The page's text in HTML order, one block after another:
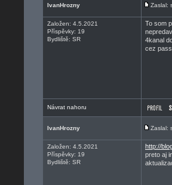
IvanHrozny Zaslal:
Založen: 4.5.2021
Příspěvky: 19
Bydliště: SR
To som
4kanal
cez
Návrat nahoru
IvanHrozny Zaslal:
Založen: 4.5.2021
Příspěvky: 19
Bydliště: SR
http://
preto aj